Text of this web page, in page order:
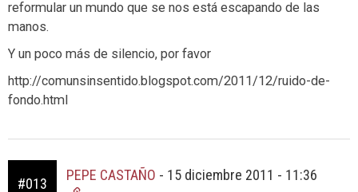
reformular un mundo que se nos está escapando de las
manos.
Y un poco más de silencio, por favor
http://comunsinsentido.blogspot.com/2011/12/ruido-de-
fondo.html
#013
PEPE CASTAÑO - 15 diciembre 2011 - 11:36